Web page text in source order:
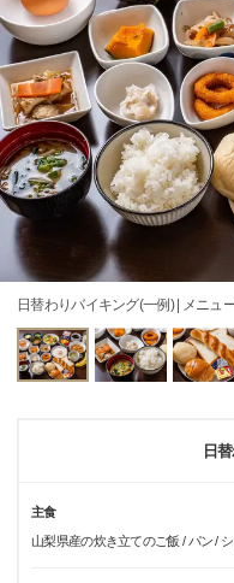
日替わりバイキング(一例) | メニュ
日
主食
山梨県産の炊き立てのご飯 / パン /